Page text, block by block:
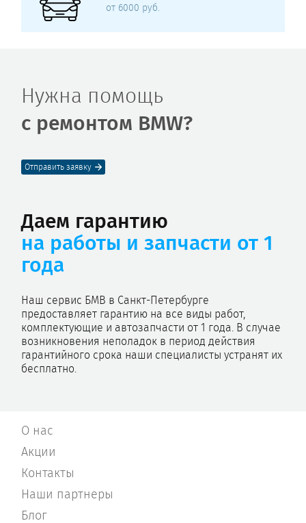
от 6000 руб.
Нужна помощь
с ремонтом BMW?
Отправить заявку
Даем гарантию
на работы и запчасти от 1
года
Наш сервис БМВ в Санкт-Петербурге
предоставляет гарантию на все виды работ,
комплектующие и автозапчасти от 1 года. В случае
возникновения неполадок в период действия
гарантийного срока наши специалисты устранят их
бесплатно.
О нас
Акции
Контакты
Наши партнеры
Блог